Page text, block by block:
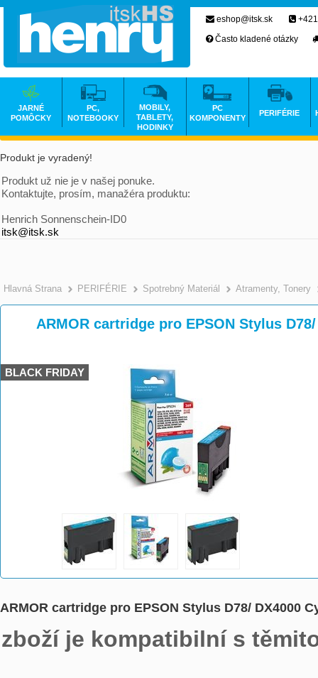
Produkt je vyradený!
Produkt už nie je v našej ponuke.
Kontaktujte, prosím, manažéra produktu:
Henrich Sonnenschein-ID0
itsk@itsk.sk
Hlavná Strana >
PERIFÉRIE >
Spotrebný Materiál >
Atramenty, Tonery
ARMOR cartridge pro EPSON Stylus
BLACK FRIDAY
ARMOR cartridge pro EPSON Stylus D78/ DX4000
zboží je kompatibilní s
eshop@itsk.sk
Často kladené otázky
JARNÉ
POMÔCKY
PC,
NOTEBOOKY
MOBILY,
TABLETY,
HODINKY
PC
KOMPONENTY
PERIFÉRIE